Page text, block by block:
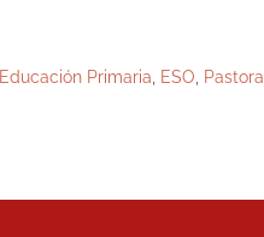
Educación Primaria ESO Pastoral